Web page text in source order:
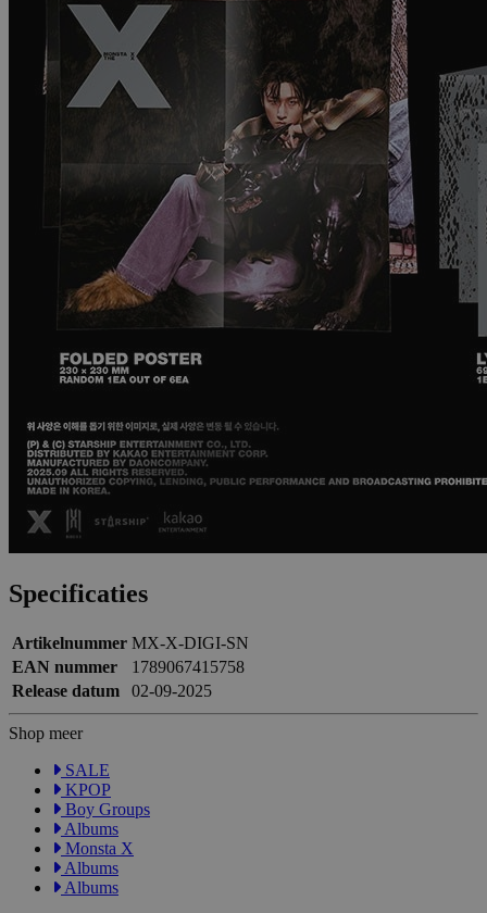
Specificaties
Artikelnummer MX-X-DIGI-SN
EAN nummer
1789067415758
Release datum
02-09-2025
Shop meer
SALE
KPOP
Boy Groups
Albums
Monsta X
Albums
Albums